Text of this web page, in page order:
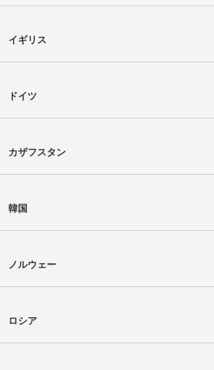
イギリス
ドイツ
カザフスタン
韓国
ノルウェー
ロシア